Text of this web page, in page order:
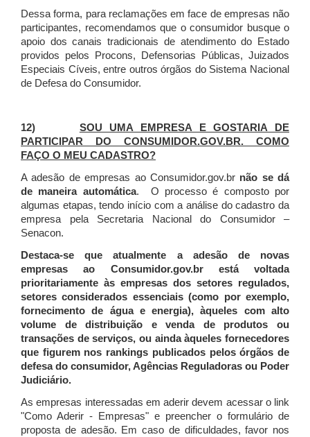
Dessa forma, para reclamações em face de empresas não
participantes, recomendamos que o consumidor busque o
apoio dos canais tradicionais de atendimento do Estado
providos pelos Procons, Defensorias Públicas, Juizados
Especiais Cíveis, entre outros órgãos do Sistema Nacional
de Defesa do Consumidor.
12) SOU UMA EMPRESA E GOSTARIA DE
PARTICIPAR DO CONSUMIDOR.GOV.BR. COMO
FAÇO O MEU CADASTRO?
A adesão de empresas ao Consumidor.gov.br não se dá
de maneira automática. O processo é composto por
algumas etapas, tendo início com a análise do cadastro da
empresa pela Secretaria Nacional do Consumidor –
Senacon.
Destaca-se que atualmente a adesão de novas
empresas ao Consumidor.gov.br está voltada
prioritariamente às empresas dos setores regulados,
setores considerados essenciais (como por exemplo,
fornecimento de água e energia), àqueles com alto
volume de distribuição e venda de produtos ou
transações de serviços, ou ainda àqueles fornecedores
que figurem nos rankings publicados pelos órgãos de
defesa do consumidor, Agências Reguladoras ou Poder
Judiciário.
As empresas interessadas em aderir devem acessar o link
"Como Aderir - Empresas" e preencher o formulário de
proposta de adesão. Em caso de dificuldades, favor nos